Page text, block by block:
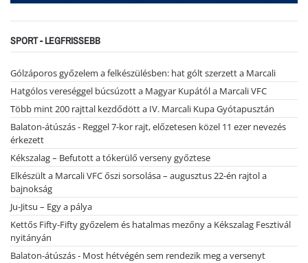
SPORT - LEGFRISSEBB
Gólzáporos győzelem a felkészülésben: hat gólt szerzett a Marcali
Hatgólos vereséggel búcsúzott a Magyar Kupától a Marcali VFC
Több mint 200 rajttal kezdődött a IV. Marcali Kupa Gyótapusztán
Balaton-átúszás - Reggel 7-kor rajt, előzetesen közel 11 ezer nevezés
érkezett
Kékszalag – Befutott a tókerülő verseny győztese
Elkészült a Marcali VFC őszi sorsolása – augusztus 22-én rajtol a
bajnokság
Ju-Jitsu – Egy a pálya
Kettős Fifty-Fifty győzelem és hatalmas mezőny a Kékszalag Fesztivál
nyitányán
Balaton-átúszás - Most hétvégén sem rendezik meg a versenyt